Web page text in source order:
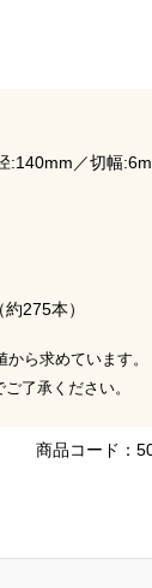
／切幅
275本）
ら求めています。
了承ください。
商品コード：